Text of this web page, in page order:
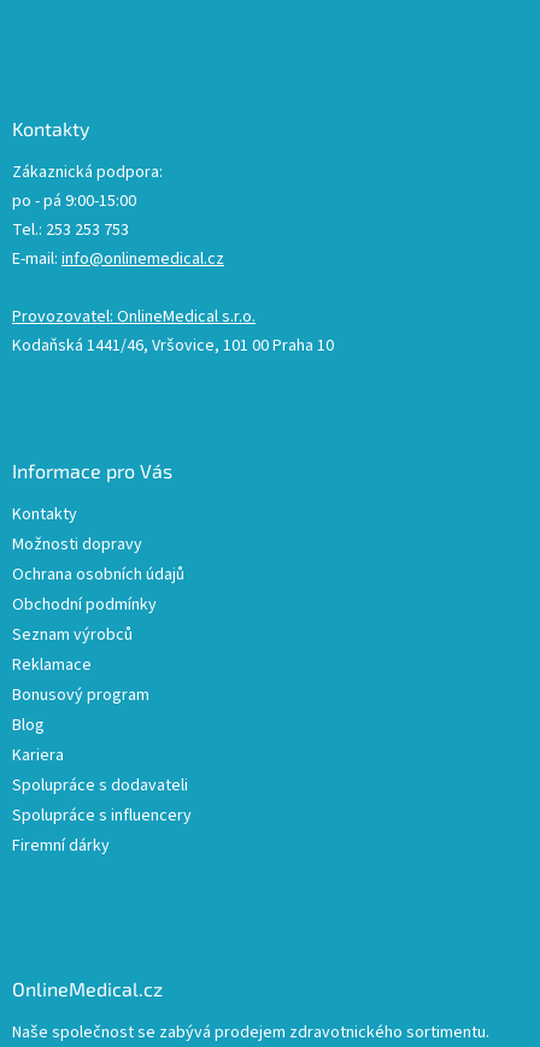
Kontakty
Zákaznická podpora:
po - pá 9:00-15:00
Tel.: 253 253 753
E-mail: info@onlinemedical.cz
Provozovatel: OnlineMedical s.r.o.
Kodaňská 1441/46, Vršovice, 101 00 Praha 10
Informace pro Vás
Kontakty
Možnosti dopravy
Ochrana osobních údajů
Obchodní podmínky
Seznam výrobců
Reklamace
Bonusový program
Blog
Kariera
Spolupráce s dodavateli
Spolupráce s influencery
Firemní dárky
OnlineMedical.cz
Naše společnost se zabývá prodejem zdravotnického sortimentu.